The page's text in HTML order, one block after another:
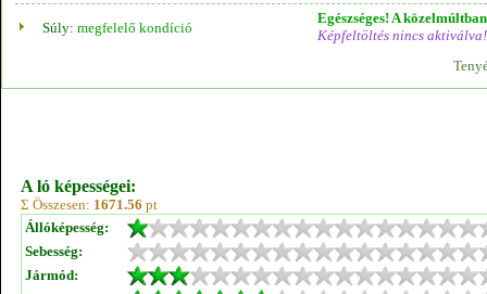
Súly: megfelelő kondíció
Egészséges! A
Képfeltöltés nincs aktiválva!
A ló képességei:
Σ Összesen: 1671.56 pt
Állóképesség:
Sebesség:
Jármód: